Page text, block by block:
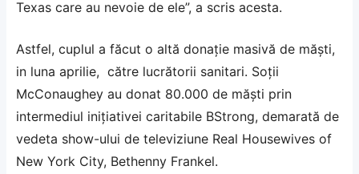
Texas care au nevoie de ele”, a scris acesta.
Astfel, cuplul a făcut o altă donaţie masivă de măşti,
in luna aprilie, către lucrătorii sanitari. Soţii
McConaughey au donat 80.000 de măşti prin
intermediul iniţiativei caritabile BStrong, demarată de
vedeta show-ului de televiziune Real Housewives of
New York City, Bethenny Frankel.